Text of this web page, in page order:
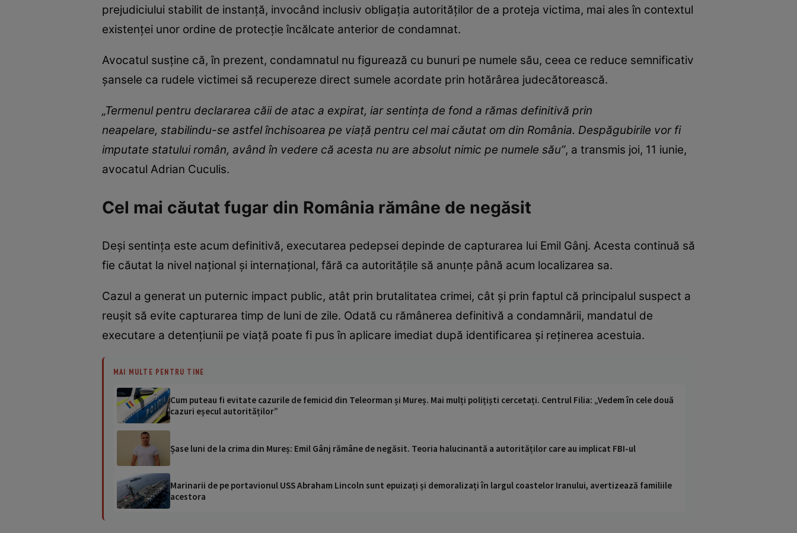
prejudiciului stabilit de instanță, invocând inclusiv obligația autorităților de a proteja victima, mai ales în contextul
existenței unor ordine de protecție încălcate anterior de condamnat.
Avocatul susține că, în prezent, condamnatul nu figurează cu bunuri pe numele său, ceea ce reduce semnificativ
șansele ca rudele victimei să recupereze direct sumele acordate prin hotărârea judecătorească.
„Termenul pentru declararea căii de atac a expirat, iar sentința de fond a rămas definitivă prin
neapelare, stabilindu-se astfel închisoarea pe viață pentru cel mai căutat om din România. Despăgubirile vor fi
imputate statului român, având în vedere că acesta nu are absolut nimic pe numele său”, a transmis joi, 11 iunie,
avocatul Adrian Cuculis.
Cel mai căutat fugar din România rămâne de negăsit
Deși sentința este acum definitivă, executarea pedepsei depinde de capturarea lui Emil Gânj. Acesta continuă să
fie căutat la nivel național și internațional, fără ca autoritățile să anunțe până acum localizarea sa.
Cazul a generat un puternic impact public, atât prin brutalitatea crimei, cât și prin faptul că principalul suspect a
reușit să evite capturarea timp de luni de zile. Odată cu rămânerea definitivă a condamnării, mandatul de
executare a detențiunii pe viață poate fi pus în aplicare imediat după identificarea și reținerea acestuia.
MAI MULTE PENTRU TINE
Cum puteau fi evitate cazurile de femicid din Teleorman și Mureș. Mai mulți polițiști cercetați. Centrul Filia: „Vedem în cele două
cazuri eșecul autorităților”
Șase luni de la crima din Mureș: Emil Gânj rămâne de negăsit. Teoria halucinantă a autorităților care au implicat FBI-ul
Marinarii de pe portavionul USS Abraham Lincoln sunt epuizați și demoralizați în largul coastelor Iranului, avertizează familiile
acestora